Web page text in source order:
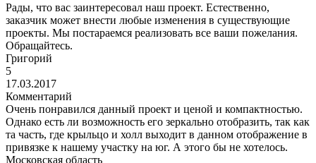
Рады, что вас заинтересовал наш проект. Естественно,
заказчик может внести любые изменения в существующие
проекты. Мы постараемся реализовать все ваши пожелания.
Обращайтесь.
Григорий
5
17.03.2017
Комментарий
Очень понравился данный проект и ценой и компактностью.
Однако есть ли возможность его зеркально отобразить, так как
та часть, где крыльцо и холл выходит в данном отображение в
привязке к нашему участку на юг. А этого бы не хотелось.
Московская область